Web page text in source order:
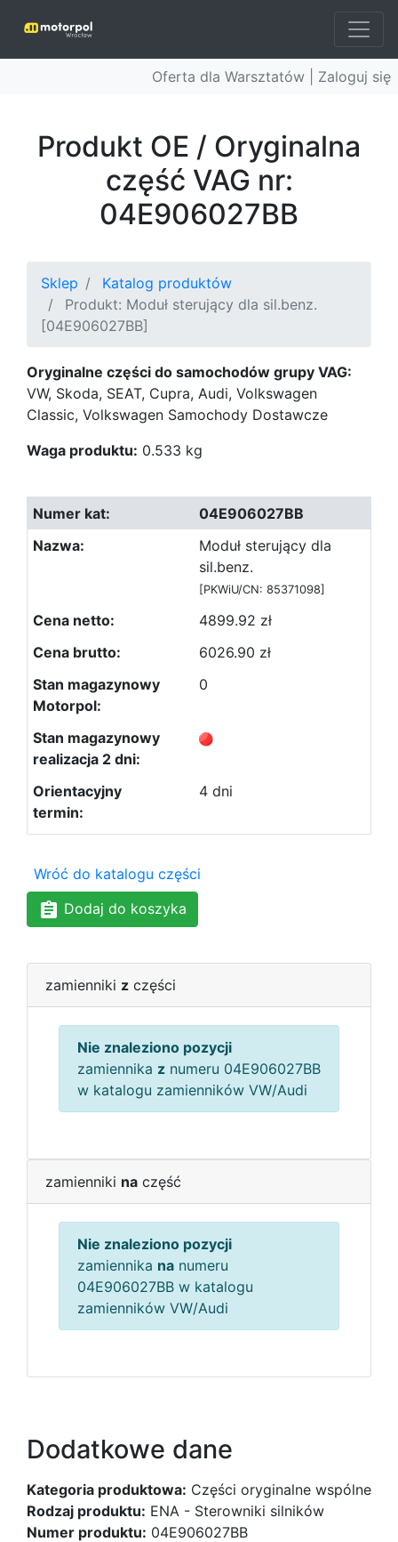
Oferta dla Warsztatów | Zaloguj się
Produkt OE / Oryginalna
część VAG nr:
04E906027BB
Sklep
Katalog produktów
Produkt: Moduł sterujący dla sil.benz.
[04E906027BB]
Oryginalne części do samochodów grupy VAG:
VW, Skoda, SEAT, Cupra, Audi, Volkswagen
Classic, Volkswagen Samochody Dostawcze
Waga produktu: 0.533 kg
04E906027BB
Moduł sterujący dla
sil.benz.
[PKWiU/CN: 85371098]
4899.92 zł
6026.90 zł
0
4 dni
Wróć do katalogu części
Dodaj do koszyka
zamienniki z części
Nie znaleziono pozycji
zamiennika z numeru 04E906027BB
w katalogu zamienników VW/Audi
zamienniki na część
Nie znaleziono pozycji
zamiennika na numeru
04E906027BB w katalogu
zamienników VW/Audi
Dodatkowe dane
Kategoria produktowa: Części oryginalne wspólne
Rodzaj produktu: ENA - Sterowniki silników
Numer produktu: 04E906027BB